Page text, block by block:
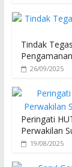
Tindak
26/09/2025
Peringati
Perwakilan
19/08/2025